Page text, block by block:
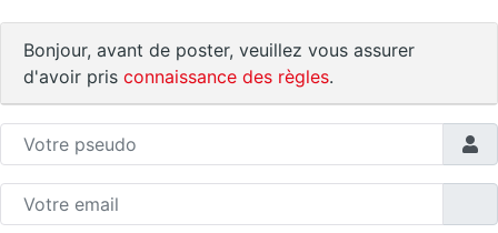
Bonjour, avant de poster, veuillez vous assurer
d'avoir pris connaissance des règles.